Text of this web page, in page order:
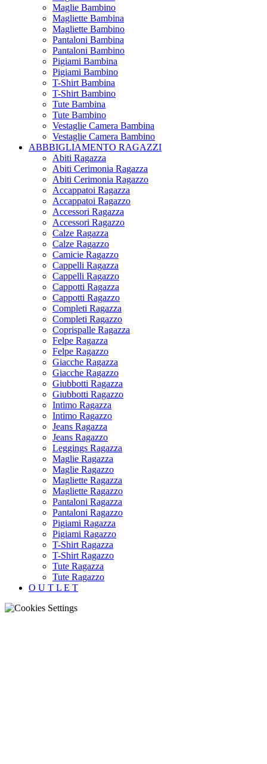
Maglie Bambino
Magliette Bambina
Magliette Bambino
Pantaloni Bambina
Pantaloni Bambino
Pigiami Bambina
Pigiami Bambino
T-Shirt Bambina
T-Shirt Bambino
Tute Bambina
Tute Bambino
Vestaglie Camera Bambina
Vestaglie Camera Bambino
ABBBIGLIAMENTO RAGAZZI
Abiti Ragazza
Abiti Cerimonia Ragazza
Abiti Cerimonia Ragazzo
Accappatoi Ragazza
Accappatoi Ragazzo
Accessori Ragazza
Accessori Ragazzo
Calze Ragazza
Calze Ragazzo
Camicie Ragazzo
Cappelli Ragazza
Cappelli Ragazzo
Cappotti Ragazza
Cappotti Ragazzo
Completi Ragazza
Completi Ragazzo
Coprispalle Ragazza
Felpe Ragazza
Felpe Ragazzo
Giacche Ragazza
Giacche Ragazzo
Giubbotti Ragazza
Giubbotti Ragazzo
Intimo Ragazza
Intimo Ragazzo
Jeans Ragazza
Jeans Ragazzo
Leggings Ragazza
Maglie Ragazza
Maglie Ragazzo
Magliette Ragazza
Magliette Ragazzo
Pantaloni Ragazza
Pantaloni Ragazzo
Pigiami Ragazza
Pigiami Ragazzo
T-Shirt Ragazza
T-Shirt Ragazzo
Tute Ragazza
Tute Ragazzo
O U T L E T